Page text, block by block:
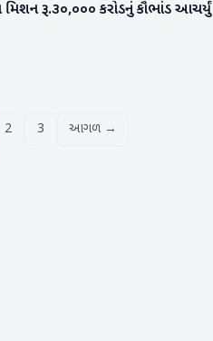
રૂ.૩૦,૦૦૦ કરોડનું કૌભાંડ આચર્યું
2 3 આગળ →